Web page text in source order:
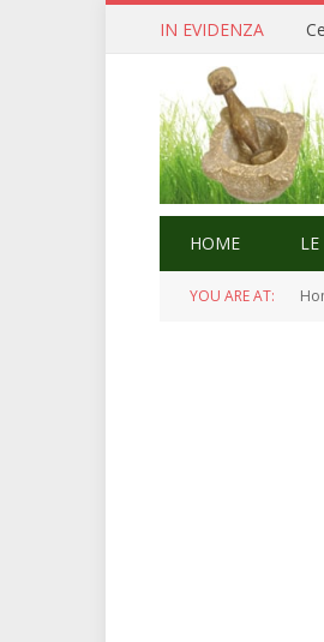
IN EVIDENZA
HOME LE
YOU ARE AT: